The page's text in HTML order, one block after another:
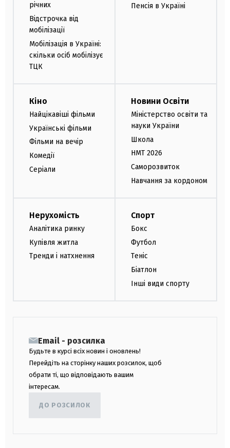
річних
Відстрочка від
мобілізації
Мобілізація в Україні:
скільки осіб мобілізує
ТЦК
Пенсія в Україні
Кіно
Найцікавіші фільми
Українські фільми
Фільми на вечір
Комедії
Серіали
Новини Освіти
Міністерство освіти та
науки України
Школа
НМТ 2026
Саморозвиток
Навчання за кордоном
Нерухомість
Аналітика ринку
Купівля житла
Тренди і натхнення
Спорт
Бокс
Футбол
Теніс
Біатлон
Інші види спорту
Email - розсилка
Будьте в курсі всіх новин і оновлень!
Перейдіть на сторінку наших розсилок, щоб
обрати ті, що відповідають вашим
інтересам.
ДО РОЗСИЛОК